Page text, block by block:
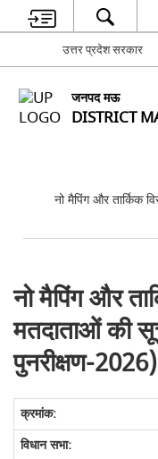
उत्तर प्रदेश सरकार
जनपद मऊ
DISTRICT
नो मैपिंग और तार्किक
नो मैपिंग और
मतदाताओं की
पुनरीक्षण-2026)